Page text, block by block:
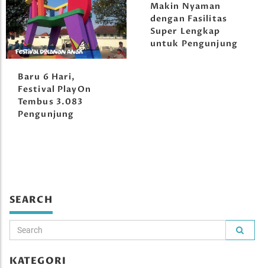
Baru 6 Hari,
Festival PlayOn
Tembus 3.083
Pengunjung
Makin Nyaman
dengan Fasilitas
Super Lengkap
untuk Pengunjung
SEARCH
KATEGORI